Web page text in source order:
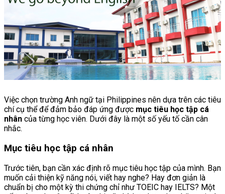
Việc chọn trường Anh ngữ tại Philippines nên dựa trên các tiêu
chí cụ thể để đảm bảo đáp ứng được mục tiêu học tập cá
nhân của từng học viên. Dưới đây là một số yếu tố cần cân
nhắc.
Mục tiêu học tập cá nhân
Trước tiên, bạn cần xác định rõ mục tiêu học tập của mình. Bạn
muốn cải thiện kỹ năng nói, viết hay nghe? Hay đơn giản là
chuẩn bị cho một kỳ thi chứng chỉ như TOEIC hay IELTS? Một